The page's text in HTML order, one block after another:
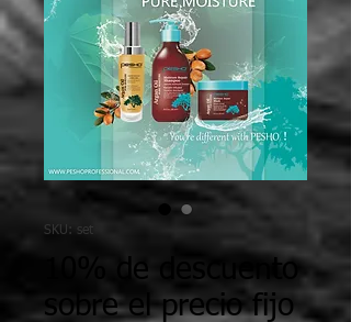
SKU: set
10% de descuento
sobre el precio fijo